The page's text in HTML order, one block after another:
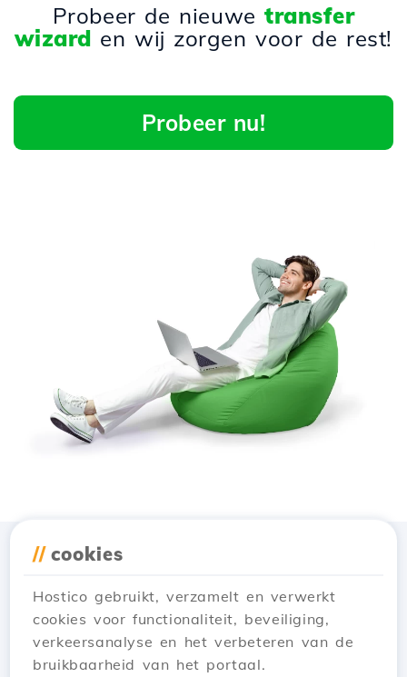
Probeer de nieuwetransfer
wizard en wij zorgen voor de rest!
Probeer nu!
// cookies
Hostico gebruikt, verzamelt en verwerkt
cookies voor functionaliteit, beveiliging,
verkeersanalyse en het verbeteren van de
bruikbaarheid van het portaal.
Download de app